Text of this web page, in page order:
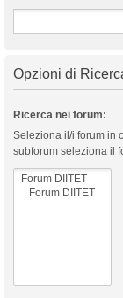
Opzioni di
Ricerca nei forum:
Seleziona il/i forum in
subforum seleziona il